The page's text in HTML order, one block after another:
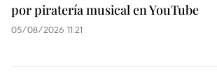
por piratería musical en YouTube
05/08/2026 11:21